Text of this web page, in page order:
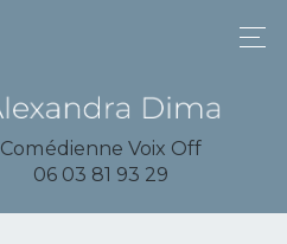
Comédienne Voix Off
06 03 81 93 29